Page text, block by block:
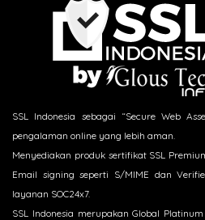
SSL Indonesia sebagai “Secure Web
pengalaman online yang lebih aman.
Menyediakan produk sertifikat SSL
Email signing seperti S/MIME dan
layanan SOC24x7.
SSL Indonesia merupakan Global